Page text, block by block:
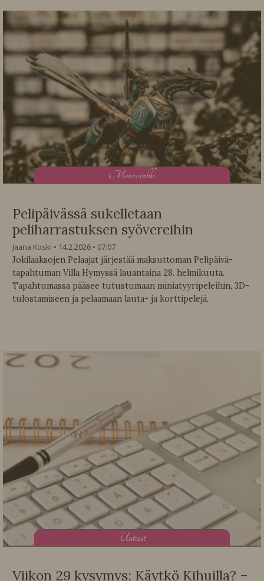
Menovinkki
Pelipäivässä sukelletaan
peliharrastuksen syövereihin
Jaana Koski 14.2.2026
07:07
Jokilaaksojen Pelaajat järjestää maksuttoman Pelipäivä-
tapahtuman Villa Hymyssä lauantaina 28. helmikuuta.
Tapahtumassa pääsee tutustumaan miniatyyripeleihin, 3D-
tulostamiseen ja pelaamaan lauta- ja korttipelejä.
Uutiset
Viikon 29 kysymys: Käytkö Kihuilla? –